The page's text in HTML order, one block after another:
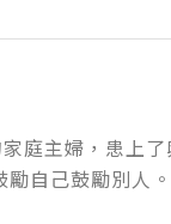
庭主婦，患上
自己鼓勵別人。